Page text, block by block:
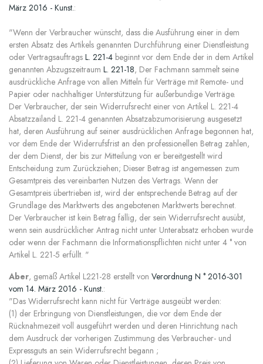
März 2016 - Kunst.:
"Wenn der Verbraucher wünscht, dass die Ausführung einer in dem
ersten Absatz des Artikels genannten Durchführung einer Dienstleistung
oder Vertragsauftrags L. 221-4 beginnt vor dem Ende der in dem Artikel
genannten Abzugszeitraum L. 221-18, Der Fachmann sammelt seine
ausdrückliche Anfrage von allen Mitteln für Verträge mit Remote- und
Papier oder nachhaltiger Unterstützung für außerbundige Verträge.
Der Verbraucher, der sein Widerrufsrecht einer von Artikel L. 221-4
Absatzzailand L. 221-4 genannten Absatzabzumorisierung ausgesetzt
hat, deren Ausführung auf seiner ausdrücklichen Anfrage begonnen hat,
vor dem Ende der Widerrufsfrist an den professionellen Betrag zahlen,
der dem Dienst, der bis zur Mitteilung von er bereitgestellt wird
Entscheidung zum Zurückziehen; Dieser Betrag ist angemessen zum
Gesamtpreis des vereinbarten Nutzen des Vertrags. Wenn der
Gesamtpreis übertrieben ist, wird der entsprechende Betrag auf der
Grundlage des Marktwerts des angebotenen Marktwerts berechnet.
Der Verbraucher ist kein Betrag fällig, der sein Widerrufsrecht ausübt,
wenn sein ausdrücklicher Antrag nicht unter Unterabsatz erhoben wurde
oder wenn der Fachmann die Informationspflichten nicht unter 4 ° von
Artikel L. 221-5 erfüllt. "
Aber, gemäß Artikel L221-28 erstellt von Verordnung N ° 2016-301
vom 14. März 2016 - Kunst.:
"Das Widerrufsrecht kann nicht für Verträge ausgeübt werden:
(1) der Erbringung von Dienstleistungen, die vor dem Ende der
Rücknahmezeit voll ausgeführt werden und deren Hinrichtung nach
dem Ausdruck der vorherigen Zustimmung des Verbraucher- und
Expressguts an sein Widerrufsrecht begann ;